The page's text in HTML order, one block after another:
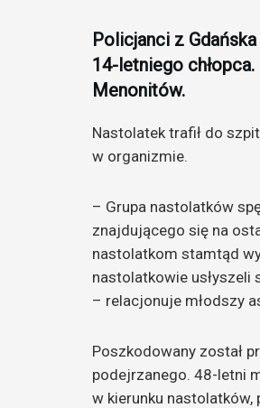
Policjanci z
14-letniego
Menonitów.
Nastolatek trafił do
w organizmie.
– Grupa nastolatków
znajdującego się na
nastolatkom stamtąd
nastolatkowie usłyszeli
– relacjonuje młodszy
Poszkodowany został
podejrzanego. 48-letni
w kierunku nastolatków,